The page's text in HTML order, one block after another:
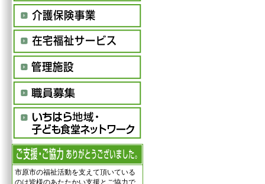
市原市の福祉活動を支えて頂いている
のは皆様のあたたかい支援とご協力で